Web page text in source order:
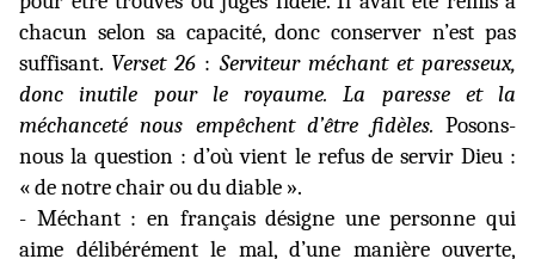
chacun selon sa capacité, donc conserver n’est pas
suffisant. Verset 26 : Serviteur méchant et paresseux,
donc inutile pour le royaume. La paresse et la
méchanceté nous empêchent d’être fidèles. Posons-
nous la question : d’où vient le refus de servir Dieu :
« de notre chair ou du diable ».
- Méchant : en français désigne une personne qui
aime délibérément le mal, d’une manière ouverte,